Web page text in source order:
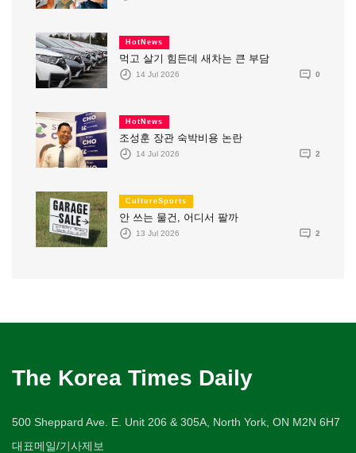
HotNews
먹고 살기 힘든데 새차는 큰 부담
14 Jul 2026 0
HotNews
조성훈 장관 숙박비용 논란
14 Jul 2026 2
CultureSports
안 쓰는 물건, 어디서 팔까
13 Jul 2026 2
The Korea Times Daily
500 Sheppard Ave. E. Unit 206 & 305A, North York, ON M2N 6H7
대표메일/기사제보